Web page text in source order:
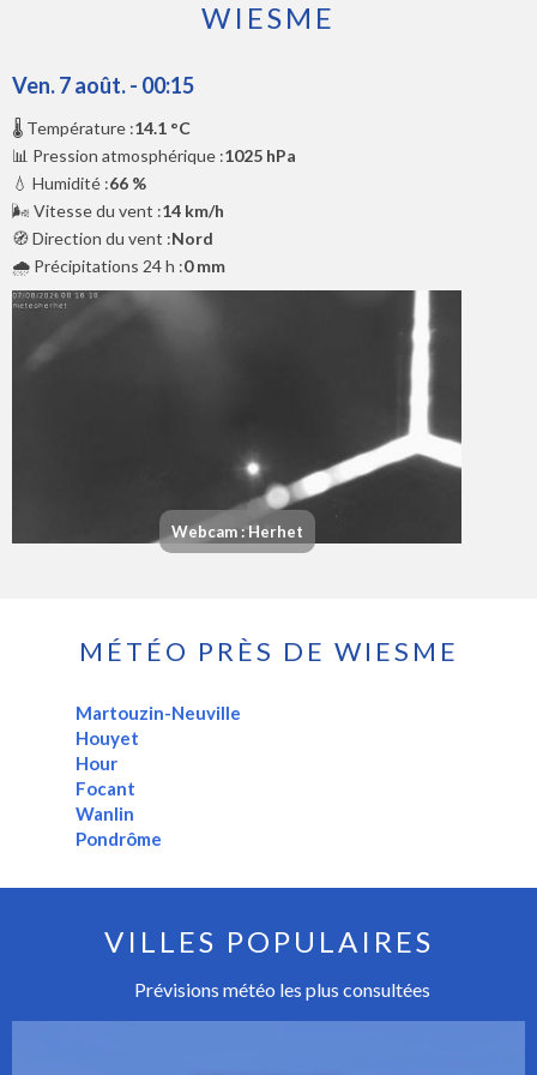
WIESME
Ven. 7 août. - 00:15
🌡️ Température :14.1 °C
📊 Pression atmosphérique :1025 hPa
💧 Humidité :66 %
🌬️ Vitesse du vent :14 km/h
🧭 Direction du vent :Nord
🌧️ Précipitations 24 h :0 mm
Webcam : Herhet
MÉTÉO PRÈS DE WIESME
Martouzin-Neuville
Houyet
Hour
Focant
Wanlin
Pondrôme
VILLES POPULAIRES
Prévisions météo les plus consultées